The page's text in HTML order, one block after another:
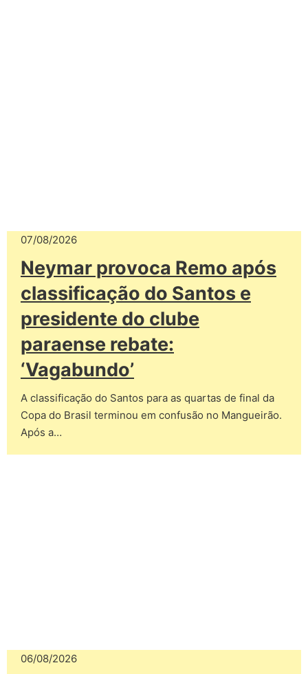
07/08/2026
Neymar provoca Remo após
classificação do Santos e
presidente do clube
paraense rebate:
‘Vagabundo’
A classificação do Santos para as quartas de final da
Copa do Brasil terminou em confusão no Mangueirão.
Após a…
06/08/2026